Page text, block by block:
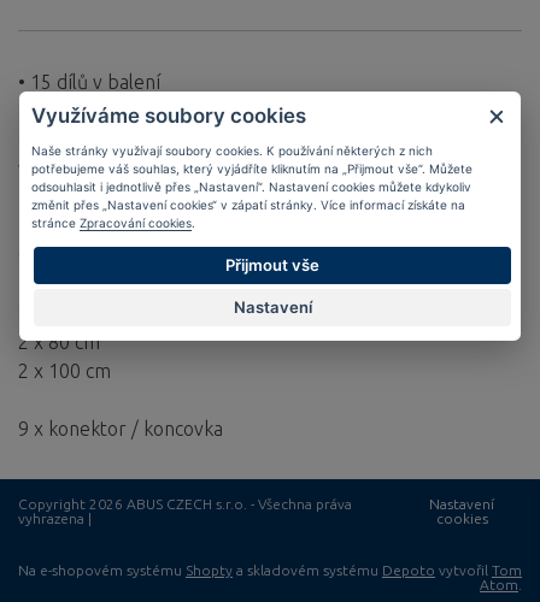
• 15 dílů v balení
• Plastové háčky (Chrání povrch)
vlivům
• Nosnost 40 kg
Obsah:
Lana:
2 x 80 cm
2 x 100 cm
9 x konektor / koncovka
Copyright 2026 ABUS CZECH s.r.o. - Všechna práva
vyhrazena |
Nastavení
cookies
Na e-shopovém systému Shopty a skladovém systému Depoto vytvořil Tom
Atom
Využíváme soubory cookies
Naše stránky využívají soubory cookies. K používání některých z nich
potřebujeme váš souhlas, který vyjádříte kliknutím na „Přijmout vše“. Můžete
odsouhlasit i jednotlivě přes „Nastavení“. Nastavení cookies můžete kdykoliv
změnit přes „Nastavení cookies“ v zápatí stránky. Více informací získáte na
stránce Zpracování cookies
Přijmout vše
Nastavení